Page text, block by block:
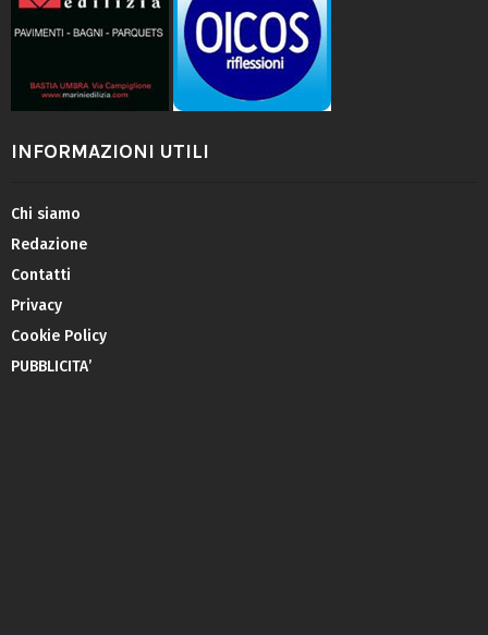
INFORMAZIONI UTILI
Chi siamo
Redazione
Contatti
Privacy
Cookie Policy
PUBBLICITA’